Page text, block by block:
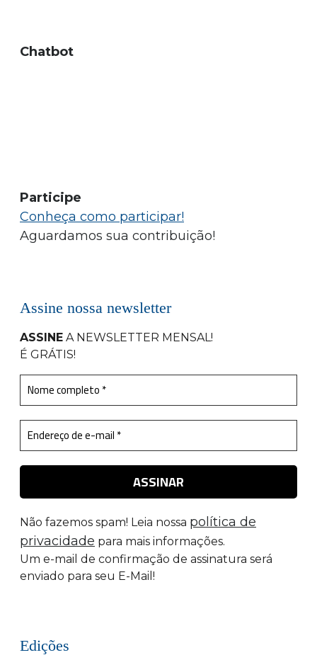
Chatbot
Participe
Conheça como participar!
Aguardamos sua contribuição!
Assine nossa newsletter
ASSINE A NEWSLETTER MENSAL!
É GRÁTIS!
Não fazemos spam! Leia nossa política de
privacidade para mais informações.
Um e-mail de confirmação de assinatura será
enviado para seu E-Mail!
Edições